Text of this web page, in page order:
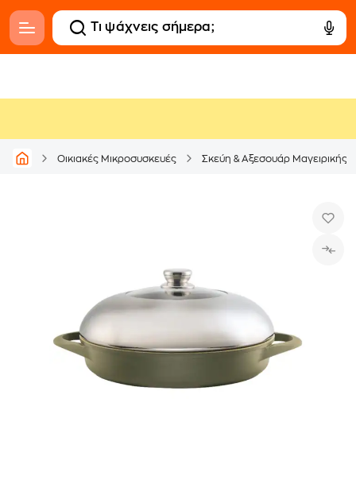
Οικιακές Μικροσυσκευές Σκεύη & Αξεσουάρ Μαγειρικής